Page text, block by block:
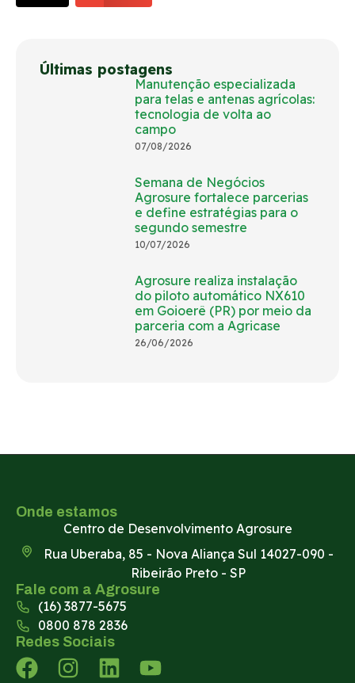
Últimas postagens
Manutenção especializada
para telas e antenas agrícolas:
tecnologia de volta ao
campo
07/08/2026
Semana de Negócios
Agrosure fortalece parcerias
e define estratégias para o
segundo semestre
10/07/2026
Agrosure realiza instalação
do piloto automático NX610
em Goioerê (PR) por meio da
parceria com a Agricase
26/06/2026
Onde estamos
Centro de Desenvolvimento Agrosure
Rua Uberaba, 85 - Nova Aliança Sul 14027-090 -
Ribeirão Preto - SP
Fale com a Agrosure
(16) 3877-5675
0800 878 2836
Redes Sociais